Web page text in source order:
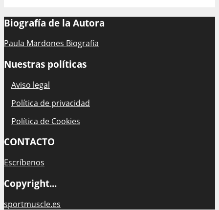
Biografía de la Autora
Paula Mardones Biografía
Nuestras políticas
Aviso legal
Política de privacidad
Política de Cookies
CONTACTO
Escríbenos
Copyright...
sportmuscle.es